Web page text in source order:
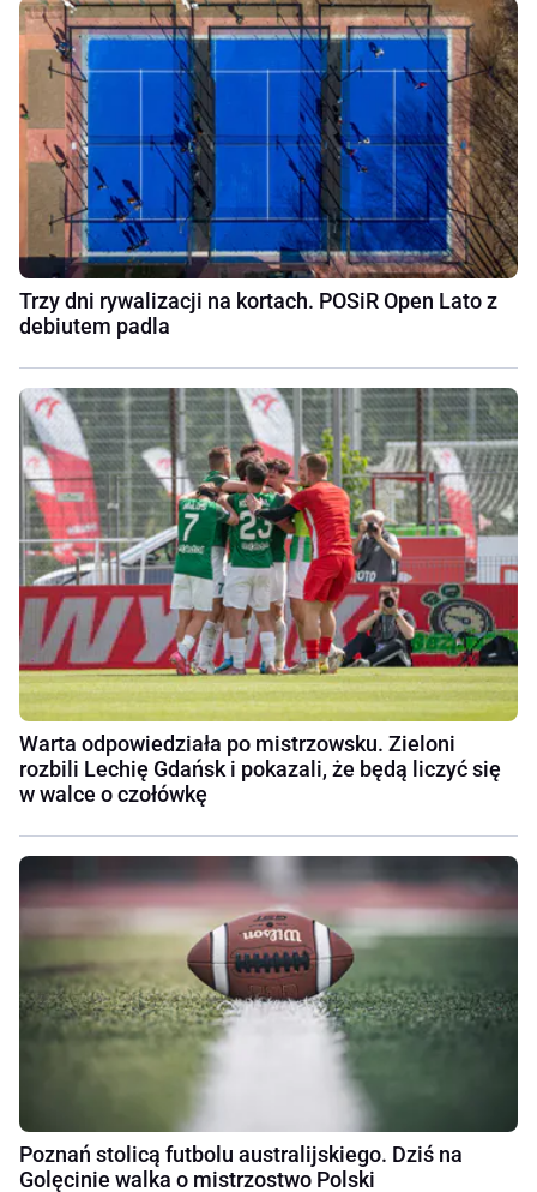
Trzy dni rywalizacji na kortach. POSiR Open Lato z
debiutem padla
Warta odpowiedziała po mistrzowsku. Zieloni
rozbili Lechię Gdańsk i pokazali, że będą liczyć się
w walce o czołówkę
Poznań stolicą futbolu australijskiego. Dziś na
Golęcinie walka o mistrzostwo Polski